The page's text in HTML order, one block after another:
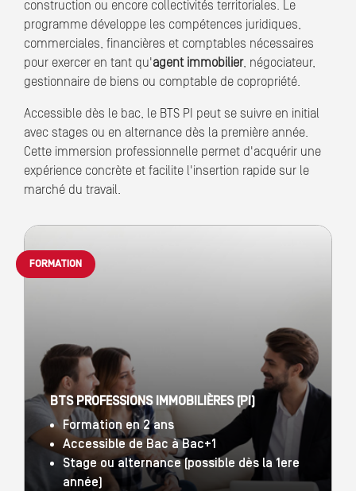
construction ou encore collectivités territoriales. Le
programme développe les compétences juridiques,
commerciales, financières et comptables nécessaires
pour exercer en tant qu'agent immobilier, négociateur,
gestionnaire de biens ou comptable de copropriété.
Accessible dès le bac, le BTS PI peut se suivre en initial
avec stages ou en alternance dès la première année.
Cette immersion professionnelle permet d'acquérir une
expérience concrète et facilite l'insertion rapide sur le
marché du travail.
BTS PROFESSIONS IMMOBILIÈRES (PI)
Formation en 2 ans
Accessible de Bac à Bac+1
Stage ou alternance (possible dès la 1ere
année)
FORMATION